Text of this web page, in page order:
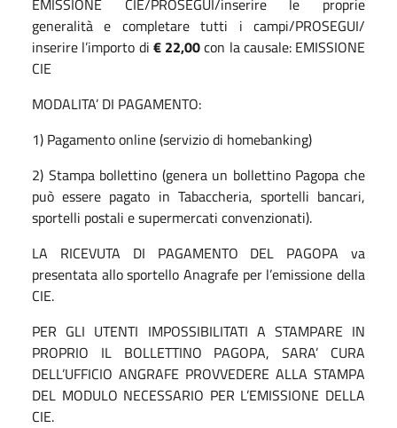
generalità e completare tutti i campi/PROSEGUI/
inserire l’importo di € 22,00con la causale: EMISSIONE
CIE
MODALITA’ DI PAGAMENTO:
1) Pagamento online (servizio di homebanking)
2) Stampa bollettino (genera un bollettino Pagopa che
può essere pagato in Tabaccheria, sportelli bancari,
sportelli postali e supermercati convenzionati).
LA RICEVUTA DI PAGAMENTO DEL PAGOPA va
presentata allo sportello Anagrafe per l’emissione della
CIE.
PER GLI UTENTI IMPOSSIBILITATI A STAMPARE IN
PROPRIO IL BOLLETTINO PAGOPA, SARA’ CURA
DELL’UFFICIO ANGRAFE PROVVEDERE ALLA STAMPA
DEL MODULO NECESSARIO PER L’EMISSIONE DELLA
CIE.